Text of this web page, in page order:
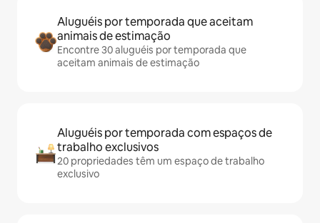
Aluguéis por temporada que aceitam
animais de estimação
Encontre 30 aluguéis por temporada que
aceitam animais de estimação
Aluguéis por temporada com espaços de
trabalho exclusivos
20 propriedades têm um espaço de trabalho
exclusivo